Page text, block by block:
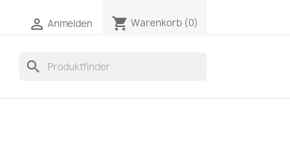
 Anmelden shopping_cart Warenkorb (0)
search